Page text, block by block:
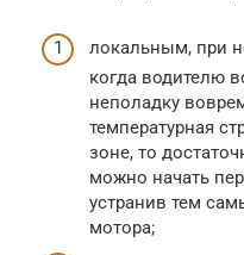
локальным, при
когда водителю
неполадку
температурная
зоне, то
можно начать
устранив тем
мотора;